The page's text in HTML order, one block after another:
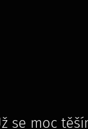
se moc